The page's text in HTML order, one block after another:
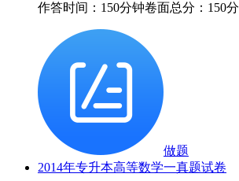
作答时间：150分钟卷面总分：150分
做题
2014年专升本高等数学一真题试卷